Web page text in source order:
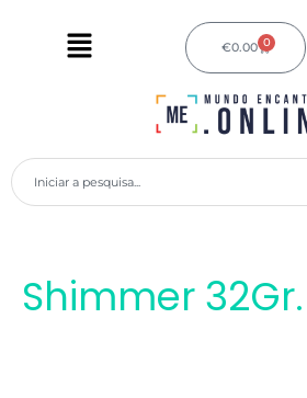
Menu €0.00 0
Carrinho
Pesquisar
Shimmer 32Gr.